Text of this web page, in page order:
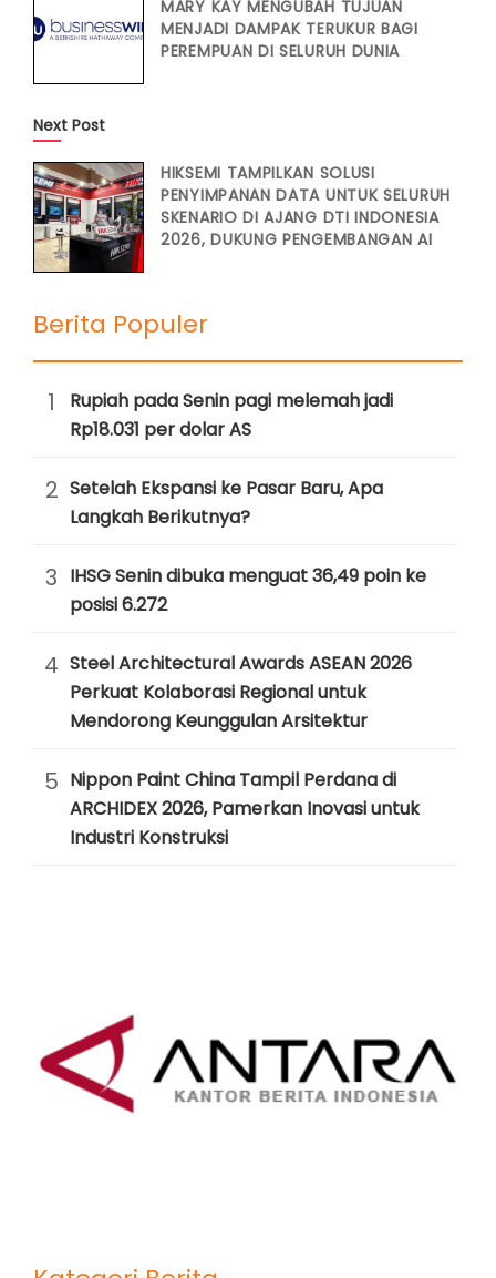
MARY KAY MENGUBAH TUJUAN
MENJADI DAMPAK TERUKUR BAGI
PEREMPUAN DI SELURUH DUNIA
Next Post
HIKSEMI TAMPILKAN SOLUSI
PENYIMPANAN DATA UNTUK SELURUH
SKENARIO DI AJANG DTI INDONESIA
2026, DUKUNG PENGEMBANGAN AI
Berita Populer
1
Rupiah pada Senin pagi melemah jadi
Rp18.031 per dolar AS
2 Setelah Ekspansi ke Pasar Baru, Apa
Langkah Berikutnya?
3 IHSG Senin dibuka menguat 36,49 poin ke
posisi 6.272
4 Steel Architectural Awards ASEAN 2026
Perkuat Kolaborasi Regional untuk
Mendorong Keunggulan Arsitektur
5 Nippon Paint China Tampil Perdana di
ARCHIDEX 2026, Pamerkan Inovasi untuk
Industri Konstruksi